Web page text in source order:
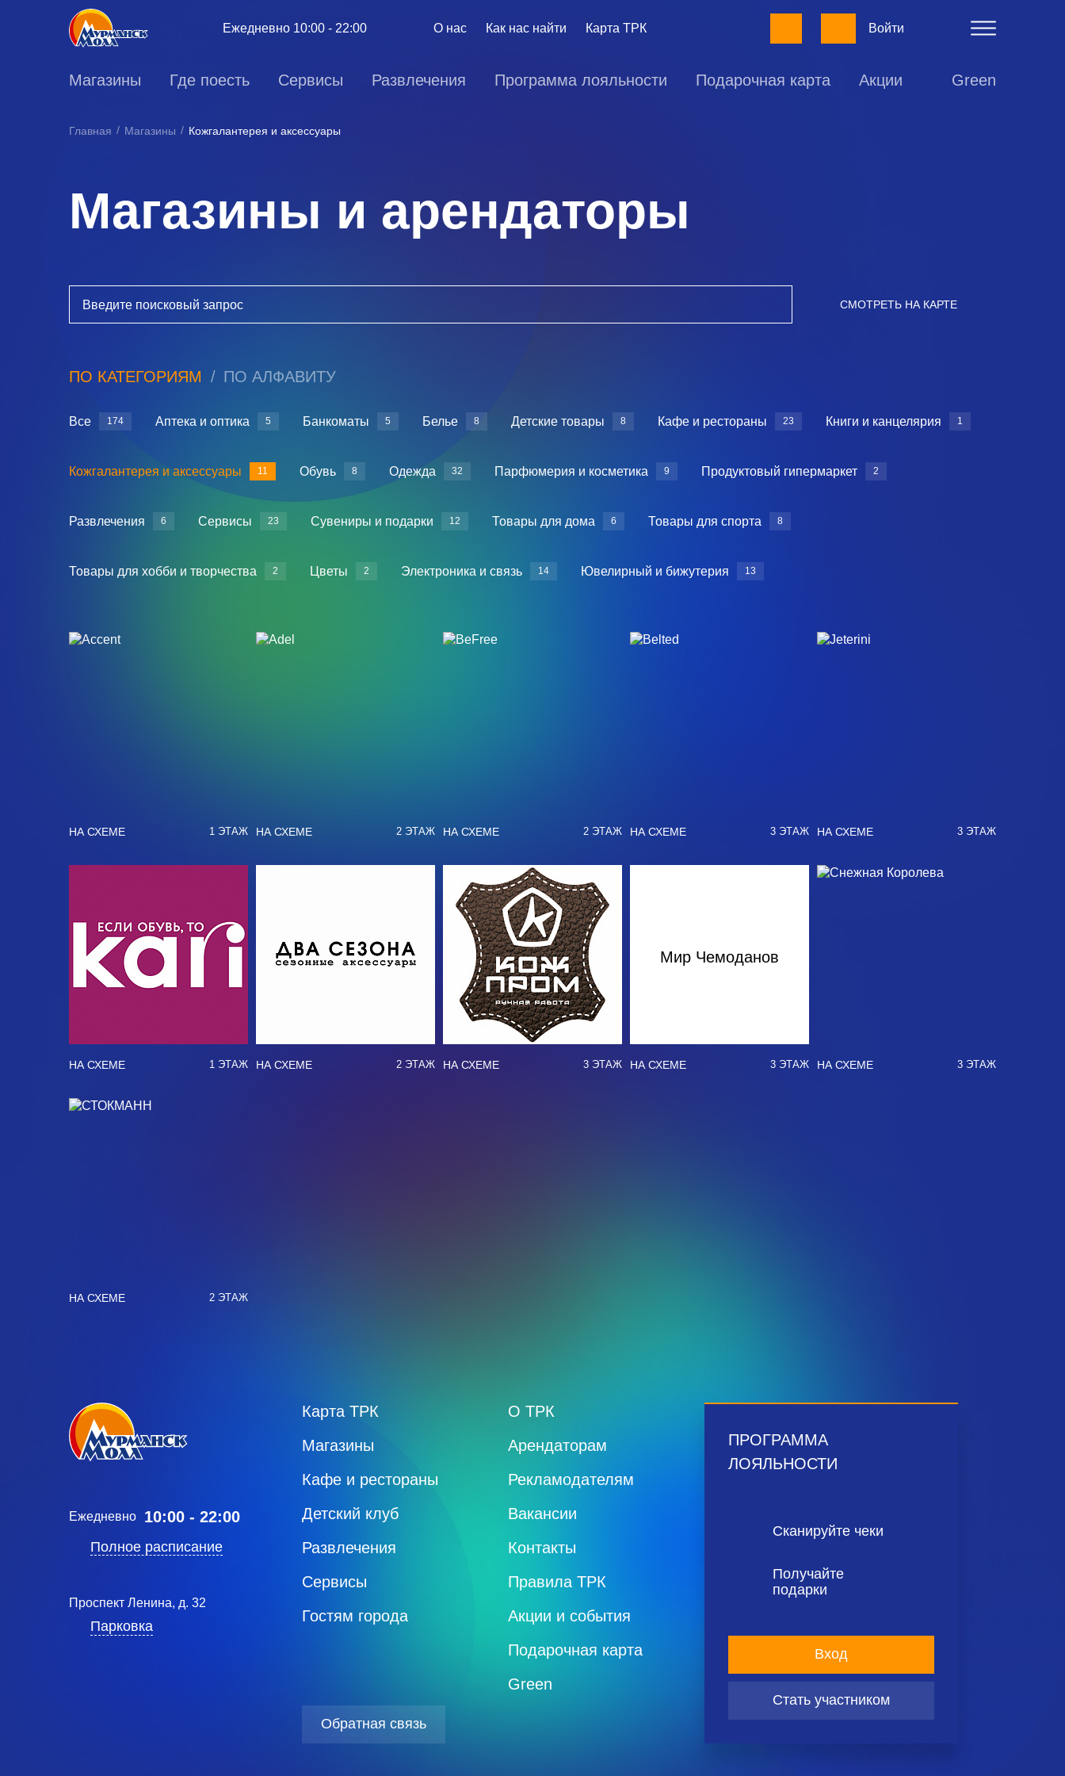
Ежедневно 10:00 - 22:00 О нас Как нас найти Карта ТРК Войти
Магазины Где поесть Сервисы Развлечения Программа лояльности Подарочная карта Акции Green
Главная Магазины Кожгалантерея и аксессуары
Магазины и арендаторы
СМОТРЕТЬ НА КАРТЕ
ПО КАТЕГОРИЯМ ПО АЛФАВИТУ
Все 174 Аптека и оптика 5 Банкоматы 5 Белье 8 Детские товары 8 Кафе и рестораны 23 Книги и канцелярия 1
Кожгалантерея и аксессуары 11 Обувь 8 Одежда 32 Парфюмерия и косметика 9 Продуктовый гипермаркет 2
Развлечения 6 Сервисы 23 Сувениры и подарки 12 Товары для дома 6 Товары для спорта 8
Товары для хобби и творчества 2 Цветы 2 Электроника и связь 14 Ювелирный и бижутерия 13
НА СХЕМЕ 1 ЭТАЖ НА СХЕМЕ 2 ЭТАЖ НА СХЕМЕ 2 ЭТАЖ НА СХЕМЕ 3 ЭТАЖ НА СХЕМЕ 3 ЭТАЖ
НА СХЕМЕ 1 ЭТАЖ НА СХЕМЕ 2 ЭТАЖ НА СХЕМЕ 3 ЭТАЖ
Мир Чемоданов
НА СХЕМЕ 3 ЭТАЖ НА СХЕМЕ 3 ЭТАЖ
НА СХЕМЕ 2 ЭТАЖ
Ежедневно 10:00 - 22:00
Полное расписание
Проспект Ленина, д. 32
Парковка
Карта ТРК
Магазины
Кафе и рестораны
Детский клуб
Развлечения
Сервисы
Гостям города
Обратная связь
О ТРК
Арендаторам
Рекламодателям
Вакансии
Контакты
Правила ТРК
Акции и события
Подарочная карта
Green
ПРОГРАММА
ЛОЯЛЬНОСТИ
Сканируйте чеки
Получайте
подарки
Вход
Стать участником